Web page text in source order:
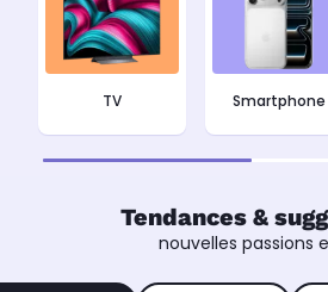
TV Smartphone
Tendances &
nouvelles passions